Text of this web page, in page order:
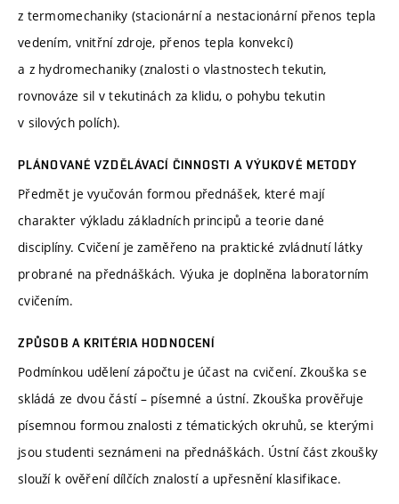
z termomechaniky (stacionární a nestacionární přenos tepla
vedením, vnitřní zdroje, přenos tepla konvekcí)
a z hydromechaniky (znalosti o vlastnostech tekutin,
rovnováze sil v tekutinách za klidu, o pohybu tekutin
v silových polích).
PLÁNOVANÉ VZDĚLÁVACÍ ČINNOSTI A VÝUKOVÉ METODY
Předmět je vyučován formou přednášek, které mají
charakter výkladu základních principů a teorie dané
disciplíny. Cvičení je zaměřeno na praktické zvládnutí látky
probrané na přednáškách. Výuka je doplněna laboratorním
cvičením.
ZPŮSOB A KRITÉRIA HODNOCENÍ
Podmínkou udělení zápočtu je účast na cvičení. Zkouška se
skládá ze dvou částí – písemné a ústní. Zkouška prověřuje
písemnou formou znalosti z tématických okruhů, se kterými
jsou studenti seznámeni na přednáškách. Ústní část zkoušky
slouží k ověření dílčích znalostí a upřesnění klasifikace.